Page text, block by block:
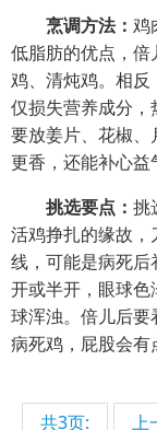
烹调方法： 鸡
低脂肪的优点，
鸡、清炖鸡。相
仅损失营养成分
要放姜片、花椒
更香，还能补心益
挑选要点： 挑
活鸡挣扎的缘故，
线，可能是病死
开或半开，眼球
球浑浊。倍儿后
病死鸡，屁股会有
共3页: 上